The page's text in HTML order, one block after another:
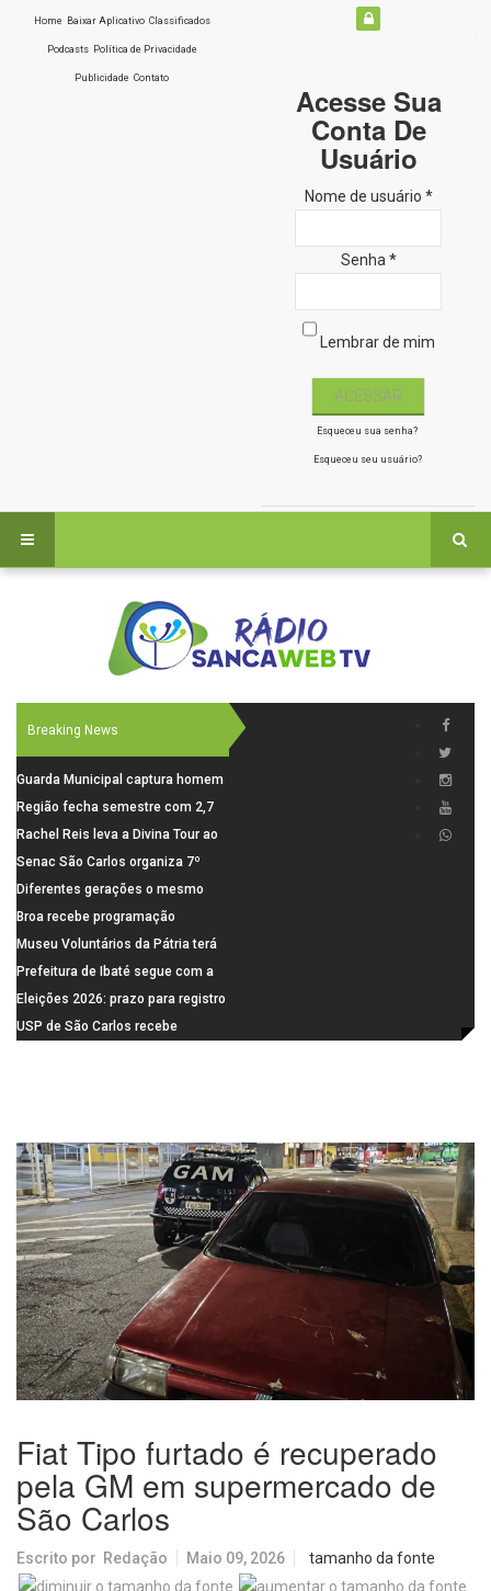
Home Baixar Aplicativo Classificados
Podcasts Política de Privacidade
Publicidade Contato
Acesse Sua
Conta De
Usuário
Nome de usuário *
Senha *
Lembrar de mim
Esqueceu sua senha?
Esqueceu seu usuário?
Breaking News
Guarda Municipal captura homem
procurado pela Justiça durante
patrulhamento em São Carlos
Região fecha semestre com 2,7
mil novosempregos e retoma
saldo positivo em junho
Rachel Reis leva a Divina Tour ao
interior de São Paulo com shows
inéditos em São Carlos e Jundiaí
Senac São Carlos organiza 7º
Fórum Internacional Senac de
Educadores com debates sobre
pensamento crítico, leitura e
diversidade
Diferentes gerações o mesmo
amor: pais do Saae contam como
a paternidade transformou suas
histórias
Broa recebe programação
esportiva com corrida, vela e
demonstração de paramotor
Museu Voluntários da Pátria terá
horário especial nesta segunda-
feira (10)
Prefeitura de Ibaté segue com a
Campanha do Agasalho segue
durante o mês de agosto
Eleições 2026: prazo para registro
de candidaturas acaba em 15 de
USP de São Carlos recebe
Fiat Tipo furtado é recuperado
pela GM em supermercado de
São Carlos
Escrito por Redação Maio 09, 2026 tamanho da fonte